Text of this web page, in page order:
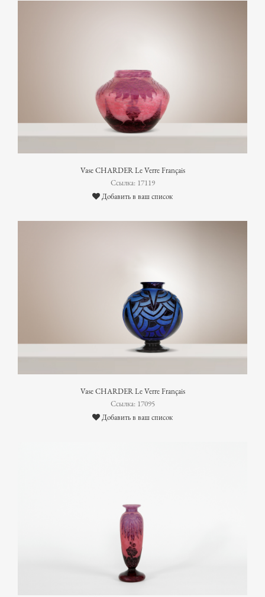
Vase CHARDER Le Verre Français
Ссылка: 17119
Добавить в ваш список
Vase CHARDER Le Verre Français
Ссылка: 17095
Добавить в ваш список